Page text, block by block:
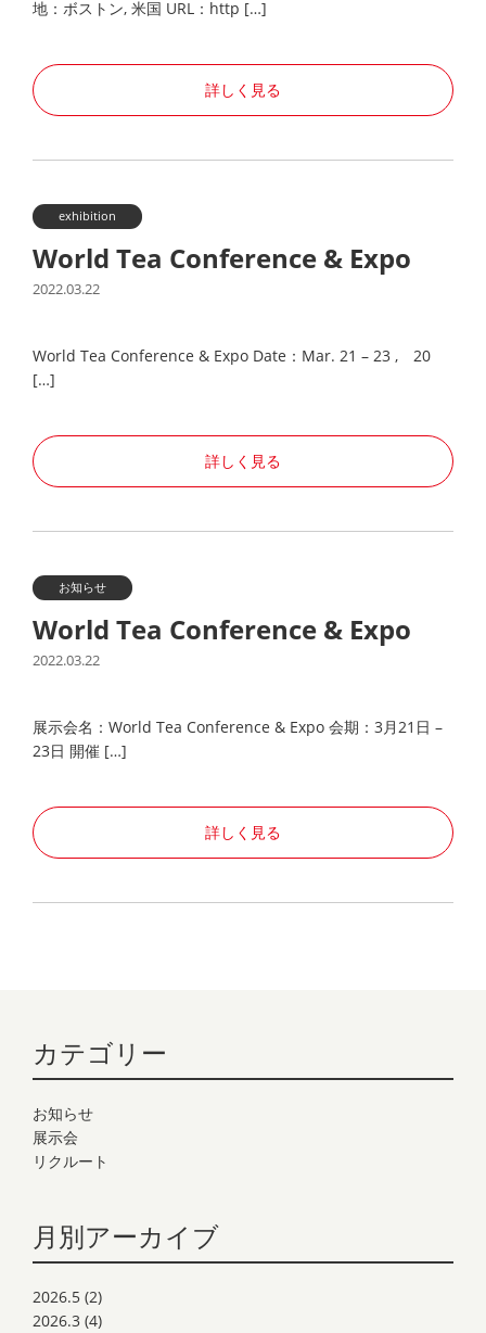
地：ボストン, 米国 URL：http […]
詳しく見る
exhibition
World Tea Conference & Expo
2022.03.22
World Tea Conference & Expo Date：Mar. 21 – 23 , 20
[…]
詳しく見る
お知らせ
World Tea Conference & Expo
2022.03.22
展示会名：World Tea Conference & Expo 会期：3月21日 –
23日 開催 […]
詳しく見る
カテゴリー
お知らせ
展示会
リクルート
月別アーカイブ
2026.5 (2)
2026.3 (4)